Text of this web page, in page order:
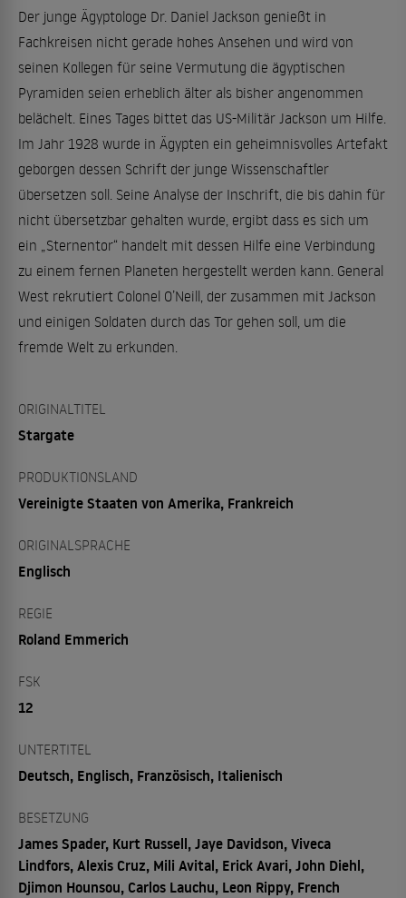
Der junge Ägyptologe Dr. Daniel Jackson genießt in
Fachkreisen nicht gerade hohes Ansehen und wird von
seinen Kollegen für seine Vermutung die ägyptischen
Pyramiden seien erheblich älter als bisher angenommen
belächelt. Eines Tages bittet das US-Militär Jackson um Hilfe.
Im Jahr 1928 wurde in Ägypten ein geheimnisvolles Artefakt
geborgen dessen Schrift der junge Wissenschaftler
übersetzen soll. Seine Analyse der Inschrift, die bis dahin für
nicht übersetzbar gehalten wurde, ergibt dass es sich um
ein „Sternentor“ handelt mit dessen Hilfe eine Verbindung
zu einem fernen Planeten hergestellt werden kann. General
West rekrutiert Colonel O’Neill, der zusammen mit Jackson
und einigen Soldaten durch das Tor gehen soll, um die
fremde Welt zu erkunden.
ORIGINALTITEL
Stargate
PRODUKTIONSLAND
Vereinigte Staaten von Amerika, Frankreich
ORIGINALSPRACHE
Englisch
REGIE
Roland Emmerich
FSK
12
UNTERTITEL
Deutsch, Englisch, Französisch, Italienisch
BESETZUNG
James Spader, Kurt Russell, Jaye Davidson, Viveca
Lindfors, Alexis Cruz, Mili Avital, Erick Avari, John Diehl,
Djimon Hounsou, Carlos Lauchu, Leon Rippy, French